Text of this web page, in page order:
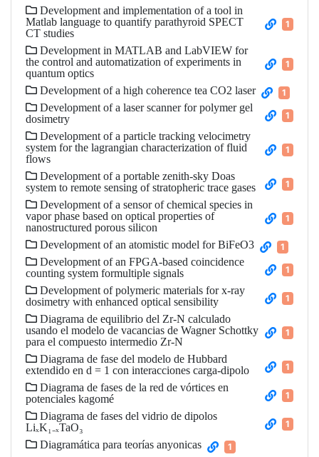
Development and implementation of a tool in
Matlab language to quantify parathyroid SPECT
CT studies
1
Development in MATLAB and LabVIEW for
the control and automatization of experiments in
quantum optics
1
Development of a high coherence tea CO2 laser 1
Development of a laser scanner for polymer gel
dosimetry
1
Development of a particle tracking velocimetry
system for the lagrangian characterization of fluid
flows
1
Development of a portable zenith-sky Doas
system to remote sensing of stratopheric trace gases
1
Development of a sensor of chemical species in
vapor phase based on optical properties of
nanostructured porous silicon
1
Development of an atomistic model for BiFeO3 1
Development of an FPGA-based coincidence
counting system formultiple signals
1
Development of polymeric materials for x-ray
dosimetry with enhanced optical sensibility
1
Diagrama de equilibrio del Zr-N calculado
usando el modelo de vacancias de Wagner Schottky
para el compuesto intermedio Zr-N
1
Diagrama de fase del modelo de Hubbard
extendido en d = 1 con interacciones carga-dipolo
1
Diagrama de fases de la red de vórtices en
potenciales kagomé
1
Diagrama de fases del vidrio de dipolos
LiₓK₁₋ₓTaO₃
1
Diagramática para teorías anyonicas 1